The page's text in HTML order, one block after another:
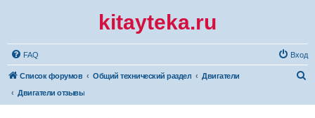
kitayteka.ru
FAQ Вход
Список форумов Общий технический раздел
Двигатели
Двигатели отзывы